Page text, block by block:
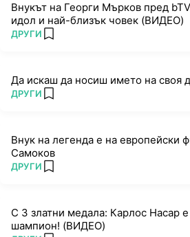
Внукът на Георги Мърков пред
идол и най-близък човек (ВИДЕО)
ПОВЕЧЕ ОТ
ДРУГИ add favorites
Да искаш да носиш името на своя
ПОВЕЧЕ ОТ
ДРУГИ add favorites
Внук на легенда е на европейски
Самоков
ПОВЕЧЕ ОТ
ДРУГИ add favorites
С 3 златни медала: Карлос Насар
шампион! (ВИДЕО)